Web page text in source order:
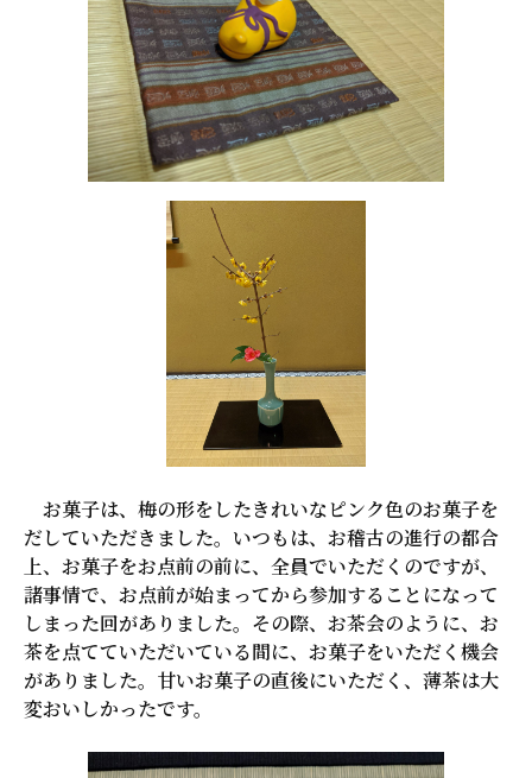
お菓子は、梅の形をしたきれいなピンク色のお菓子を
だしていただきました。いつもは、お稽古の進行の都合
上、お菓子をお点前の前に、全員でいただくのですが、
諸事情で、お点前が始まってから参加することになって
しまった回がありました。その際、お茶会のように、お
茶を点てていただいている間に、お菓子をいただく機会
がありました。甘いお菓子の直後にいただく、薄茶は大
変おいしかったです。